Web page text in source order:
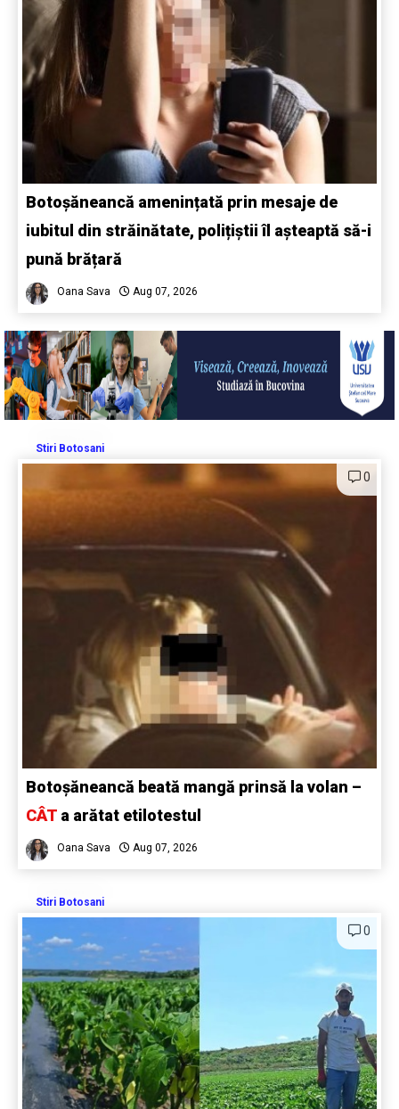
Botoșăneancă amenințată prin mesaje de
iubitul din străinătate, polițiștii îl așteaptă să-i
pună brățară
Oana Sava Aug 07, 2026
Stiri Botosani
0
Botoșăneancă beată mangă prinsă la volan –
CÂT a arătat etilotestul
Oana Sava Aug 07, 2026
Stiri Botosani
0